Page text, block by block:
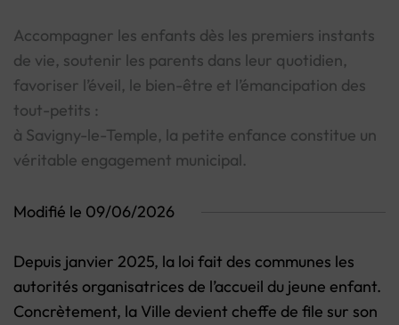
Accompagner les enfants dès les premiers instants
de vie, soutenir les parents dans leur quotidien,
favoriser l’éveil, le bien-être et l’émancipation des
tout-petits :
à Savigny-le-Temple, la petite enfance constitue un
véritable engagement municipal.
Modifié le 09/06/2026
Depuis janvier 2025, la loi fait des communes les
autorités organisatrices de l’accueil du jeune enfant.
Concrètement, la Ville devient cheffe de file sur son